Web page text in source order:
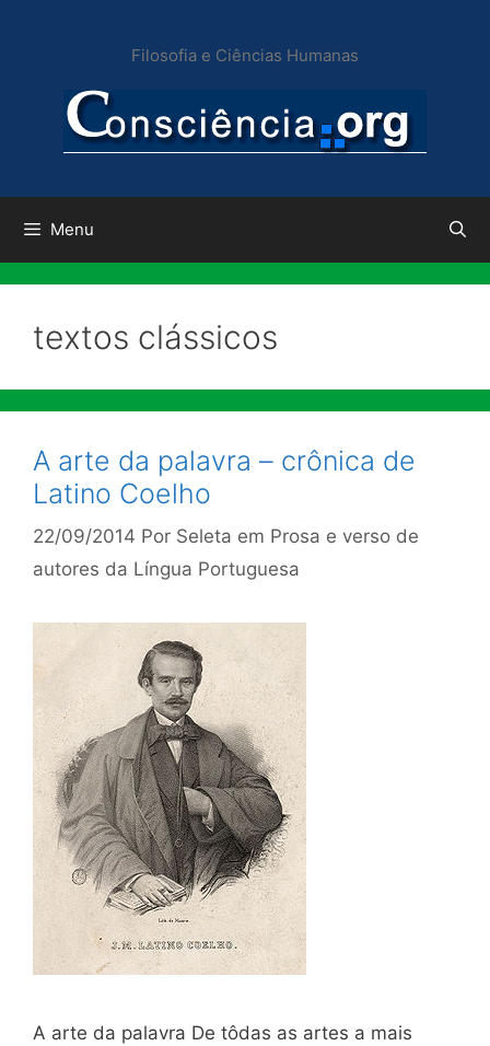
conteúdo
Filosofia e Ciências Humanas
Menu
textos clássicos
A arte da palavra – crônica de
Latino Coelho
22/09/2014 Por Seleta em Prosa e verso de
autores da Língua Portuguesa
A arte da palavra De tôdas as artes a mais